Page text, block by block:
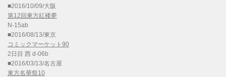
■2016/10/09/大阪
第12回東方紅楼夢
N-15ab
■2016/08/13/東京
コミックマーケット90
2日目 西 d-06b
■2016/03/13/名古屋
東方名華祭10